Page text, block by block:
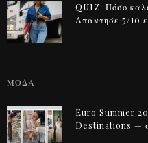
QUIZ: Πόσο καλά
Απάντησε 5/10
ΜΟΔΑ
Euro Summer
Destinations —